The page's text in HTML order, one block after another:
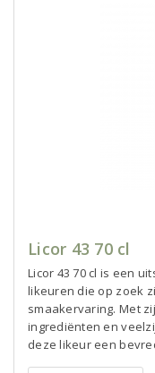
Licor 43 70 cl
Licor 43 70 cl is een
likeuren die op zoek
smaakervaring. Met
ingrediënten en
deze likeur een